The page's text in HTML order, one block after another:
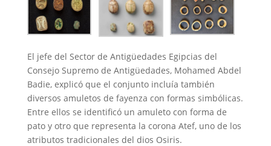
El jefe del Sector de Antigüedades Egipcias del
Consejo Supremo de Antigüedades, Mohamed Abdel
Badie, explicó que el conjunto incluía también
diversos amuletos de fayenza con formas simbólicas.
Entre ellos se identificó un amuleto con forma de
pato y otro que representa la corona Atef, uno de los
atributos tradicionales del dios Osiris.